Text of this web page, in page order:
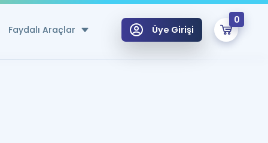
Faydalı Araçlar Üye Girişi
0